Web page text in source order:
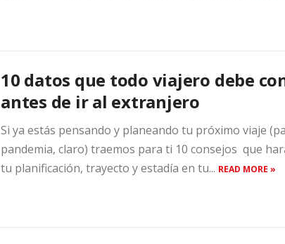
10 datos que todo viajero debe
antes de ir al extranjero
Si ya estás pensando y planeando tu próximo viaje
pandemia, claro) traemos para ti 10 consejos que
tu planificación, trayecto y estadía en tu... READ MORE »